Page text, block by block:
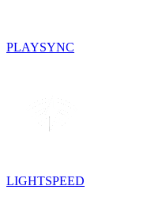
PLAYSYNC
LIGHTSPEED